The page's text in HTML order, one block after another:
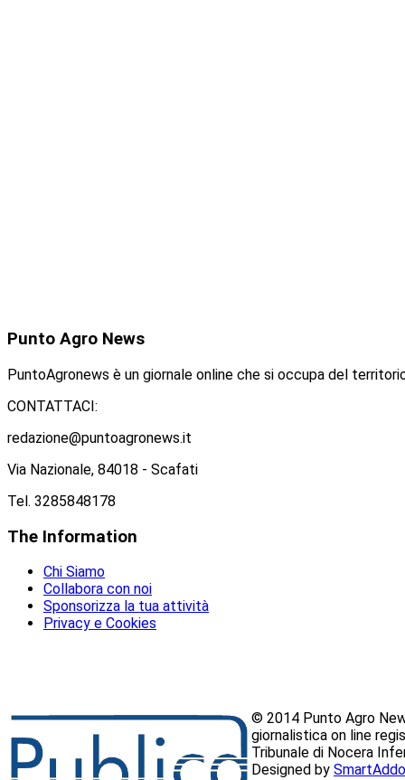
Punto Agro News
PuntoAgronews è un giornale online che si occupa del
CONTATTACI:
redazione@puntoagronews.it
Via Nazionale, 84018 - Scafati
Tel. 3285848178
The Information
Chi Siamo
Collabora con noi
Sponsorizza la tua attività
Privacy e Cookies
© 2014 Punto Agro
giornalistica on line
Tribunale di Nocera
Designed by